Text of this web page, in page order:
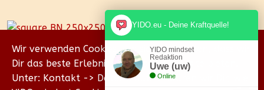
Wir verwenden Cookies, um sicherzustellen, dass wir
Dir das beste Erlebnis auf unserer Website bieten.
Unter: Kontakt -> Datenschutz erklären wir Dir, wie
YIDO.eu - Deine Kraftquelle!
YIDO mindset
Redaktion
Uwe (uw)
Online